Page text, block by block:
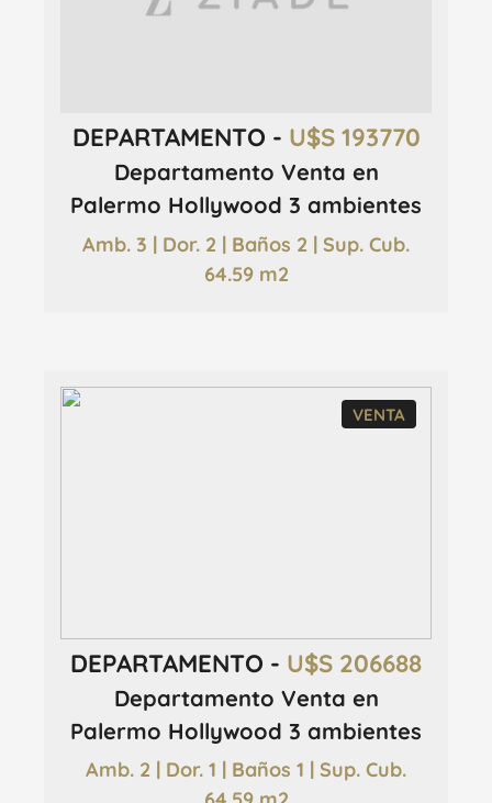
DEPARTAMENTO - U$S 193770
Departamento Venta en
Palermo Hollywood 3 ambientes
Amb. 3 | Dor. 2 | Baños 2 | Sup. Cub.
64.59 m2
VENTA
DEPARTAMENTO - U$S 206688
Departamento Venta en
Palermo Hollywood 3 ambientes
Amb. 2 | Dor. 1 | Baños 1 | Sup. Cub.